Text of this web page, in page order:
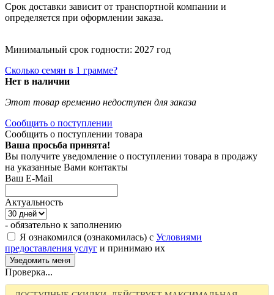
Срок доставки зависит от транспортной компании и
определяется при оформлении заказа.
Минимальный срок годности: 2027 год
Сколько семян в 1 грамме?
Нет в наличии
Этот товар временно недоступен для заказа
Сообщить о поступлении
Сообщить о поступлении товара
Ваша просьба принята!
Вы получите уведомление о поступлении товара в продажу
на указанные Вами контакты
Ваш E-Mail
Актуальность
- обязательно к заполнению
Я ознакомился (ознакомилась) с Условиями
предоставления услуг и принимаю их
Проверка...